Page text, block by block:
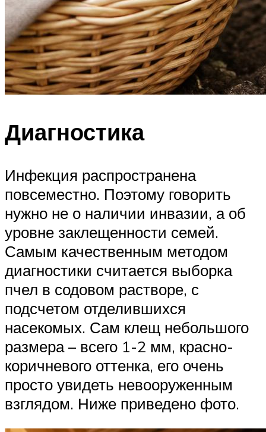
Диагностика
Инфекция распространена
повсеместно. Поэтому говорить
нужно не о наличии инвазии, а об
уровне заклещенности семей.
Самым качественным методом
диагностики считается выборка
пчел в содовом растворе, с
подсчетом отделившихся
насекомых. Сам клещ небольшого
размера – всего 1-2 мм, красно-
коричневого оттенка, его очень
просто увидеть невооруженным
взглядом. Ниже приведено фото.